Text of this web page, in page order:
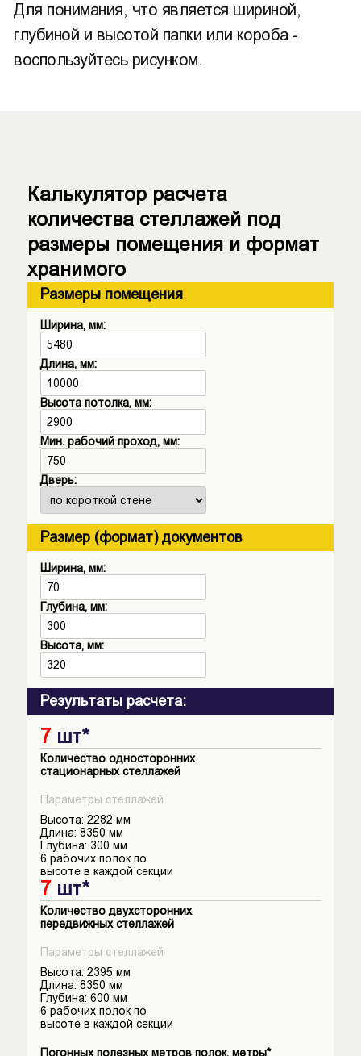
Для понимания, что является шириной,
глубиной и высотой папки или короба -
воспользуйтесь рисунком.
Калькулятор расчета
количества стеллажей под
размеры помещения и формат
хранимого
Размеры помещения
Ширина, мм:
Длина, мм:
Высота потолка, мм:
Мин. рабочий проход, мм:
750
Дверь:
Размер (формат) документов
Ширина, мм:
Глубина, мм:
Высота, мм:
Результаты расчета:
7 шт*
Количество односторонних
cтационарных стеллажей
Параметры стеллажей
Высота: 2282 мм
Длина: 8350 мм
Глубина: 300 мм
6 рабочих полок по
высоте в каждой секции
7 шт*
Количество двухсторонних
передвижных стеллажей
Параметры стеллажей
Высота: 2395 мм
Длина: 8350 мм
Глубина: 600 мм
6 рабочих полок по
высоте в каждой секции
Погонных полезных метров полок, метры*